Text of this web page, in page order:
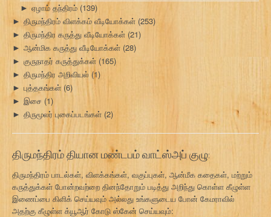
► ஏழாம் தந்திரம் (139)
► திருமந்திரம் விளக்கம் வீடியோக்கள் (253)
► திருமந்திர கருத்து வீடியோக்கள் (21)
► ஆன்மிக கருத்து வீடியோக்கள் (28)
► குருநாதர் கருத்துக்கள் (165)
► திருமந்திர அறிவியல் (1)
► புத்தகங்கள் (6)
► இசை (1)
► திருமூலர் புகைப்படங்கள் (2)
திருமந்திரம் தியான மண்டபம் வாட்ஸ்அப் குழு:
திருமந்திரம் பாடல்கள், விளக்கங்கள், வகுப்புகள், ஆன்மீக கதைகள், மற்றும்
கருத்துக்கள் போன்றவற்றை தினந்தோறும் படித்து அறிந்து கொள்ள கீழுள்ள
இணைப்பை கிளிக் செய்யவும் அல்லது உங்களுடைய போன் கேமராவில்
அதற்கு கீழுள்ள க்யூஆர் கோடு ஸ்கேன் செய்யவும்: